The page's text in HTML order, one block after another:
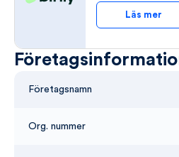
Företagsnamn
Org. nummer
Läs mer